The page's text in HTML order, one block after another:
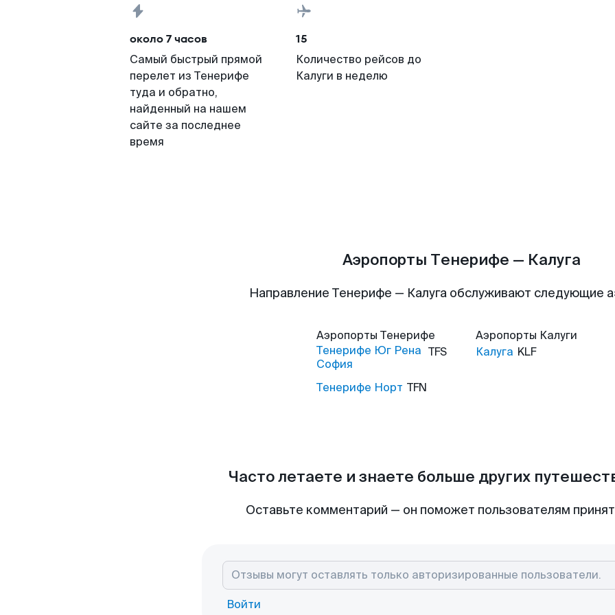
около 7 часов
Самый быстрый прямой
перелет из Тенерифе
туда и обратно,
найденный на нашем
сайте за последнее
время
15
Количество рейсов до
Калуги в неделю
Аэропорты Тенерифе — Калуга
Направление Тенерифе — Калуга обслуживают следующие
Аэропорты Тенерифе
Тенерифе Юг Рена
София
TFS
Тенерифе Норт TFN
Аэропорты Калуги
Калуга KLF
Часто летаете и знаете больше других
Оставьте комментарий — он поможет пользователям
Войти